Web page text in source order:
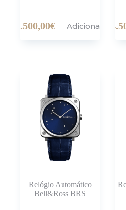
3.500,00€ Adicionar
Relógio Automático
Bell&Ross BRS